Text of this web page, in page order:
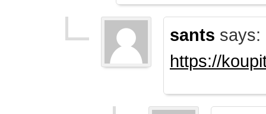
sants says:
https://